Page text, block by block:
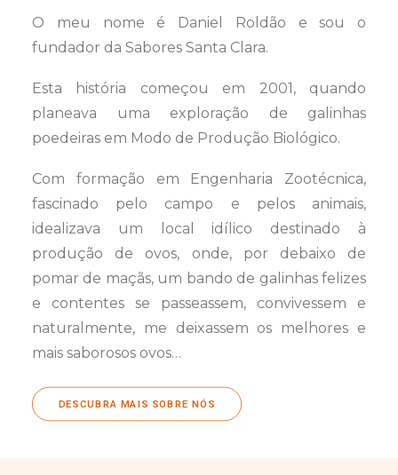
O meu nome é Daniel Roldão e sou o
fundador da Sabores Santa Clara.
Esta história começou em 2001, quando
planeava uma exploração de galinhas
poedeiras em Modo de Produção Biológico.
Com formação em Engenharia Zootécnica,
fascinado pelo campo e pelos animais,
idealizava um local idílico destinado à
produção de ovos, onde, por debaixo de
pomar de maçãs, um bando de galinhas felizes
e contentes se passeassem, convivessem e
naturalmente, me deixassem os melhores e
mais saborosos ovos…
DESCUBRA MAIS SOBRE NÓS